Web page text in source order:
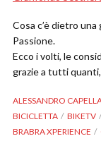
Cosa c’è dietro
Passione.
Ecco i volti, le
grazie a tutti
ALESSANDRO
BICICLETTA
BIKETV
BRABRA XPERIENCE